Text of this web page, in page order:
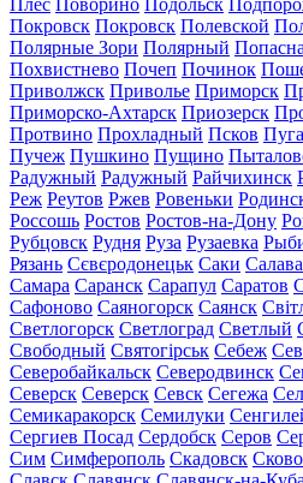
Плес Поворино Подольск
Покровск Покровск Полевской
Полярные Зори Полярный
Похвистнево Почеп Починок
Приволжск Приволье Приморск
Приморско-Ахтарск Приозерск
Протвино Прохладный Псков
Пучеж Пушкино Пущино
Радужный Радужный Райчихинск
Реж Реутов Ржев Ровеньки
Россошь Ростов Ростов-на-Дону
Рубцовск Рудня Руза Рузаевка
Рязань Сєвєродонецьк Саки
Самара Саранск Сарапул Саратов
Сафоново Саяногорск Саянск
Светлогорск Светлоград Светлый
Свободный Святогірськ Себеж
Северобайкальск Северодвинск
Северск Северск Севск Сегежа
Семикаракорск Семилуки
Сергиев Посад Сердобск Серов
Сим Симферополь Скадовск